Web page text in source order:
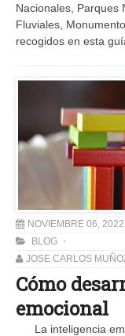
Nacionales, Parques
Fluviales,
recogidos en esta
NOVIEMBRE 06, 2022
BLOG
JOSE CARLOS
Cómo
emocional
La inteligencia